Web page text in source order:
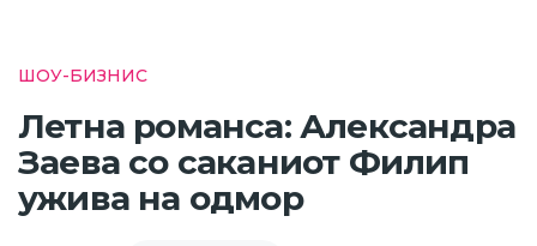
ШОУ-БИЗНИС
Летна романса: Александра
Заева со саканиот Филип
ужива на одмор